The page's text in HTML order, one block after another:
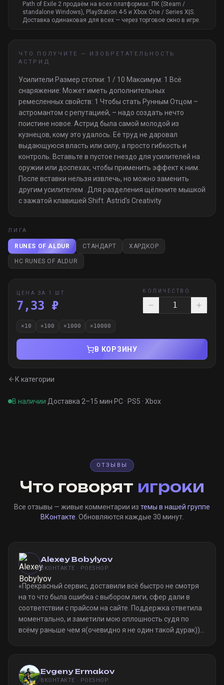
Path of Exile 2 продаём на всех платформах: ПК (Steam /
standalone Windows), PlayStation 4-5 и Xbox One / Series X|S.
Доставка одинаковая для всех — через торговое окно в игре.
ЧТО ПОЛУЧИТЕ — ИЗОБРЕТАТЕЛЬНОСТЬ
АСТРИД
Усилители Размер стопки: 1 / 10 Максимум: 1 Всё
снаряжение: Может иметь дополнительных
ремесленных свойств: 1 Чтобы стать Рунным Отцом –
астромантом с репутацией, – надо создать нечто
поистине новое. Астрид была самой молодой из
кузнецов, кому это удалось. Её труд не даровал
выдающуюся власть или силу, а просто гибкость и
контроль. Вставьте в пустое гнездо для усилителей на
оружии или доспехах, чтобы применить эффект к ним.
После вставки нельзя извлечь, но можно заменить
другим усилителем . Для разделения щёлкните мышкой
с зажатой клавишей Shift. Astrid's Creativity
ЛИГА
RUNES OF ALDUR СТАНДАРТ ХАРДКОР
HC RUNES OF ALDUR
ЦЕНА ЗА 1 ШТ
7,33 ₽
КОЛИЧЕСТВО
×10 ×100 ×1000 ×10000
В КОРЗИНУ
К категории
В наличии·Доставка 2–15 мин·PC · PS5 · Xbox
ОТЗЫВЫ
Что говорят игроки
Все отзывы — живые комментарии из темы в нашей группе
ВКонтакте . Обновляются каждые 30 минут.
Alexey Bobylyov
ВКОНТАКТЕ · POESHOP
«Прекрасный сервис, доставили всё быстро не смотря
на то что была ошибка с выбором лиги, сфер дали в
соответствии с прайсом на сайте. Поддержка ответила
моментально, и заметили мою оплошность судя по
всёму раньше чем я(очевидно я не один такой дурак)).
Evgeny Ermakov
ВКОНТАКТЕ · POESHOP